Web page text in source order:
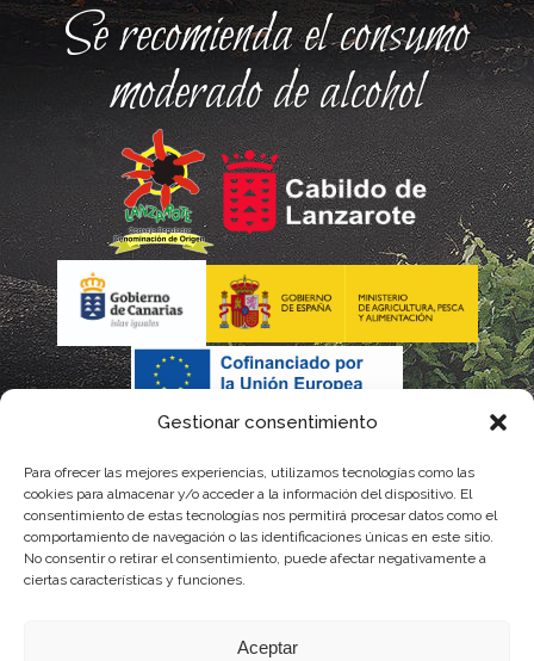
Gestionar consentimiento
Para ofrecer las mejores experiencias, utilizamos tecnologías como las
cookies para almacenar y/o acceder a la información del dispositivo. El
consentimiento de estas tecnologías nos permitirá procesar datos como el
comportamiento de navegación o las identificaciones únicas en este sitio.
No consentir o retirar el consentimiento, puede afectar negativamente a
ciertas características y funciones.
Aceptar
Se recomienda el consumo
moderado de alcohol
La gestión de la DOP Lanzarote realizada por este Consejo Regulador es financiada,